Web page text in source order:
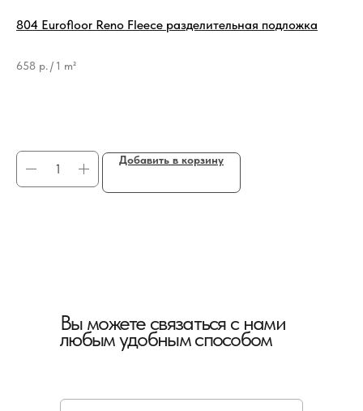
804 Eurofloor Reno Fleece разделительная подложка
658 р. / 1 m²
Добавить в корзину
Вы можете связаться с нами
любым удобным способом